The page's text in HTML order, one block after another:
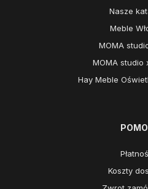
Nasze
Meble
MOMA
MOMA studio
Hay Meble
Koszty